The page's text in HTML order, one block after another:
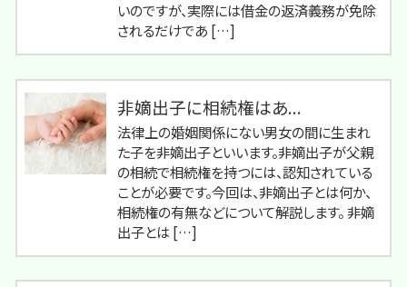
いのですが、実際には借金の返済義務が免除
されるだけであ […]
非嫡出子に相続権はあ...
法律上の婚姻関係にない男女の間に生まれ
た子を非嫡出子といいます。非嫡出子が父親
の相続で相続権を持つには、認知されている
ことが必要です。今回は、非嫡出子とは何か、
相続権の有無などについて解説します。 非嫡
出子とは […]